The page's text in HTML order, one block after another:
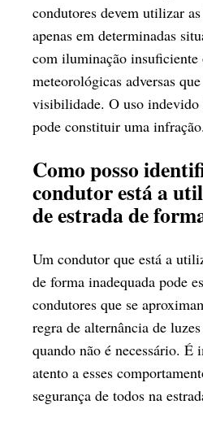
condutores devem utilizar
apenas em determinadas
com iluminação insuficiente
meteorológicas adversas
visibilidade. O uso indevido
pode constituir uma infração.
Como posso
condutor está a
de estrada de
Um condutor que está a
de forma inadequada pode
condutores que se
regra de alternância de
quando não é necessário. É
atento a esses
segurança de todos na